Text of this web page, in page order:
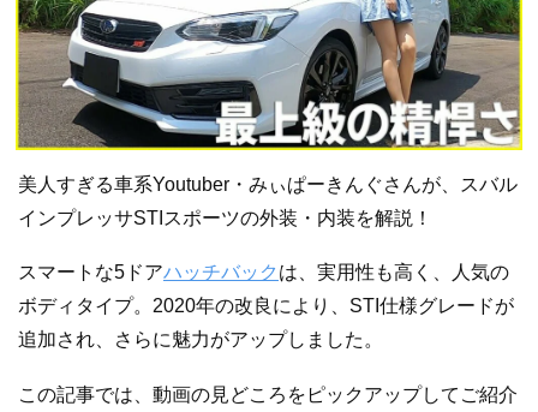
美人すぎる車系Youtuber・みぃぱーきんぐさんが、スバル
インプレッサSTIスポーツの外装・内装を解説！
スマートな5ドアハッチバック は、実用性も高く、人気の
ボディタイプ。2020年の改良により、STI仕様グレードが
追加され、さらに魅力がアップしました。
この記事では、動画の見どころをピックアップしてご紹介